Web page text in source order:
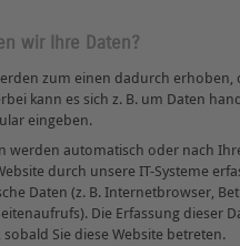
wir Ihre Daten?
zum einen dadurch erhoben,
kann es sich z. B. um Daten
eingeben.
werden automatisch oder nach
durch unsere IT-Systeme
Daten (z. B. Internetbrowser,
Die Erfassung dieser
Sie diese Website betreten.